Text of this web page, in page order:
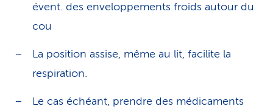
évent. des enveloppements froids autour du
cou
La position assise, même au lit, facilite la
respiration.
Le cas échéant, prendre des médicaments